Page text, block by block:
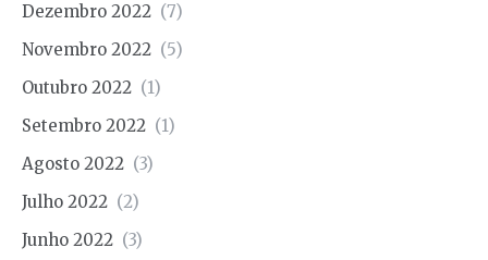
Dezembro 2022 (7)
Novembro 2022 (5)
Outubro 2022 (1)
Setembro 2022 (1)
Agosto 2022 (3)
Julho 2022 (2)
Junho 2022 (3)